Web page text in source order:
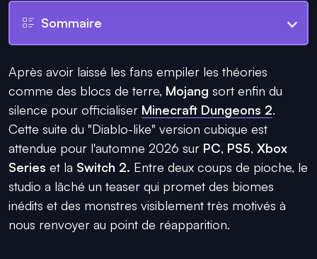
Sommaire
Après avoir laissé les fans empiler les théories
comme des blocs de terre, Mojang sort enfin du
silence pour officialiser Minecraft Dungeons 2.
Cette suite du "Diablo-like" version cubique est
attendue pour l'automne 2026 sur PC, PS5, Xbox
Series et la Switch 2. Entre deux coups de pioche, le
studio a lâché un teaser qui promet des biomes
inédits et des monstres visiblement très motivés à
nous renvoyer au point de réapparition.